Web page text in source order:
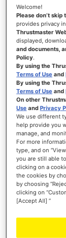
Welcome!
Please don’t skip
provides privacy
Thrustmaster
displayed,
and documents,
Policy.
By using the
Terms of Use and
By using the
Terms of Use and
On other
Use andPrivacy
We use different
help provide you
manage, and
For more
type, and on
you are still able
clicking on a
the cookies by
by choosing
clicking on
[Accept All] ”